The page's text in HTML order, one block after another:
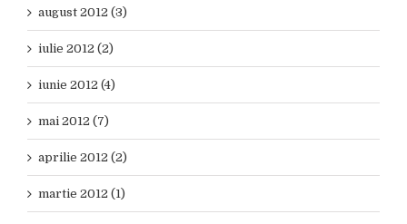
august 2012 (3)
iulie 2012 (2)
iunie 2012 (4)
mai 2012 (7)
aprilie 2012 (2)
martie 2012 (1)